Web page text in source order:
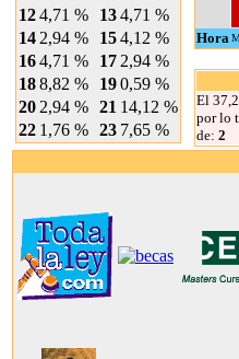
124,71 % 134,71 %
14 2,94 % 154,12 %
164,71 % 17 2,94 %
188,82 % 190,59 %
20 2,94 % 21 14,12 %
22 1,76 % 23 7,65 %
Hora
El
por lo
de: 2